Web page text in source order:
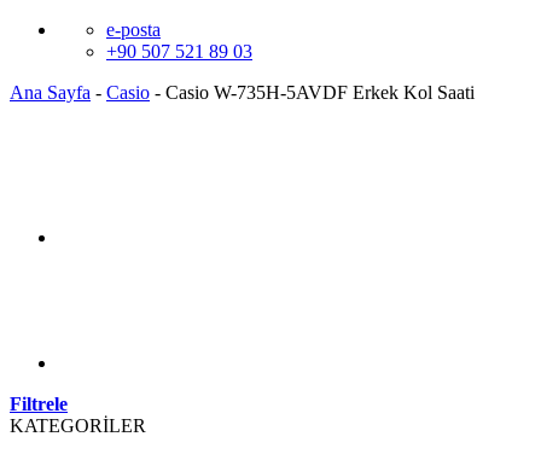
e-posta
+90 507 521 89 03
Ana Sayfa - Casio - Casio W-735H-5AVDF Erkek Kol Saati
Filtrele
KATEGORİLER